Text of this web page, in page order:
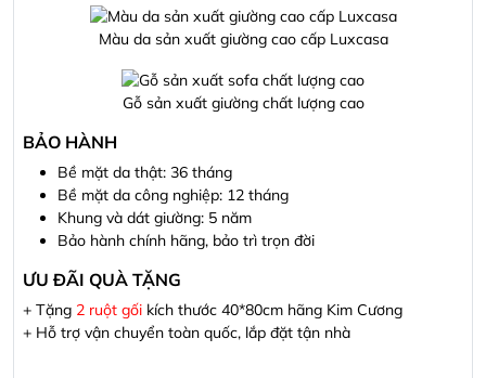
Màu da sản xuất giường cao cấp Luxcasa
Gỗ sản xuất giường chất lượng cao
BẢO HÀNH
Bề mặt da thật: 36 tháng
Bề mặt da công nghiệp: 12 tháng
Khung và dát giường: 5 năm
Bảo hành chính hãng, bảo trì trọn đời
ƯU ĐÃI QUÀ TẶNG
+ Tặng 2 ruột gối kích thước 40*80cm hãng Kim Cương
+ Hỗ trợ vận chuyển toàn quốc, lắp đặt tận nhà